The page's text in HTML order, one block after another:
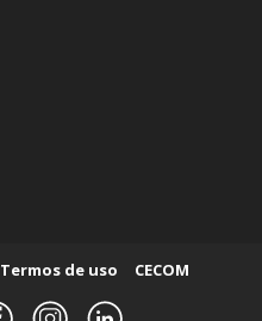
Termos de uso CECOM